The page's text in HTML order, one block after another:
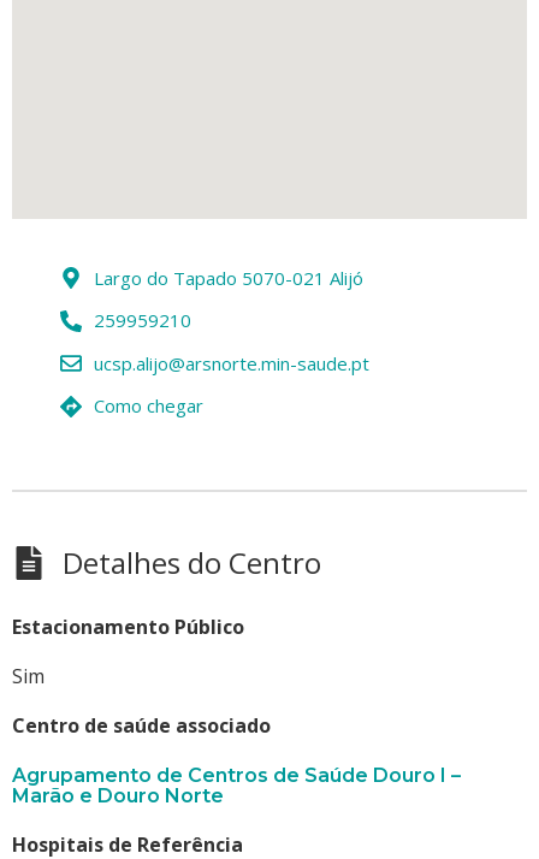
Largo do Tapado 5070-021 Alijó
259959210
ucsp.alijo@arsnorte.min-saude.pt
Como chegar
Detalhes do Centro
Estacionamento Público
Sim
Centro de saúde associado
Agrupamento de Centros de Saúde Douro I –
Marão e Douro Norte
Hospitais de Referência